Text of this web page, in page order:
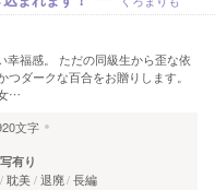
幸福感。 ただの同級生から歪な依
ダークな百合をお贈りします。
…
文字
有り
耽美 退廃 長編